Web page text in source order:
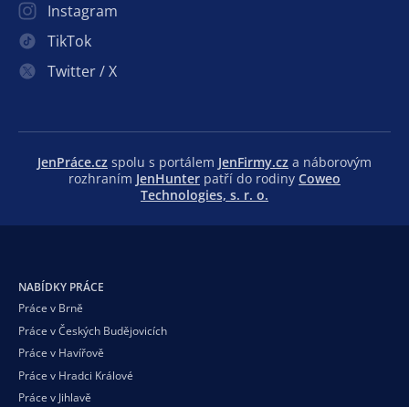
Instagram
TikTok
Twitter / X
JenPráce.cz spolu s portálem JenFirmy.cz a náborovým
rozhraním JenHunter patří do rodiny Coweo
Technologies, s. r. o.
NABÍDKY PRÁCE
Práce v Brně
Práce v Českých Budějovicích
Práce v Havířově
Práce v Hradci Králové
Práce v Jihlavě